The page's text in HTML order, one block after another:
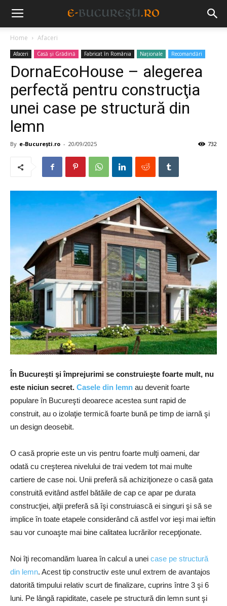
Home Afaceri
Afaceri Casă și Grădină Fabricat în România Naționale Recomandări
DornaEcoHouse – alegerea
perfectă pentru construcţia
unei case pe structură din
lemn
By e-București.ro - 20/09/2025 732
În Bucureşti şi împrejurimi se construieşte foarte mult, nu
este niciun secret. Casele din lemn au devenit foarte
populare în Bucureşti deoarece acestea sunt rapid de
construit, au o izolaţie termică foarte bună pe timp de iarnă şi
un design deosebit.
O casă proprie este un vis pentru foarte mulţi oameni, dar
odată cu creşterea nivelului de trai vedem tot mai multe
cartiere de case noi. Unii preferă să achiziţioneze o casă gata
construită evitând astfel bătăile de cap ce apar pe durata
construcţiei, alţii preferă să îşi construiască ei singuri şi să se
implice în toate etapele considerând că astfel vor ieşi mai ieftin
sau vor cunoaşte mai bine calitatea lucrărilor recepţionate.
Noi îţi recomandăm luarea în calcul a unei case pe structură
din lemn. Acest tip constructiv este unul extrem de avantajos
datorită timpului relativ scurt de finalizare, cuprins între 3 şi 6
luni. Pe lângă rapiditate, casele pe structură din lemn sunt şi